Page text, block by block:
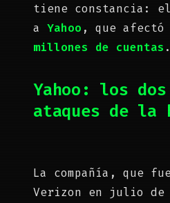
tiene constancia: el
a Yahoo , que afectó
millones de cuentas .
Yahoo: los dos
ataques de
La compañía, que
Verizon en julio de